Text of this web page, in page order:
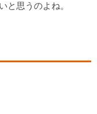
と思うのよね。